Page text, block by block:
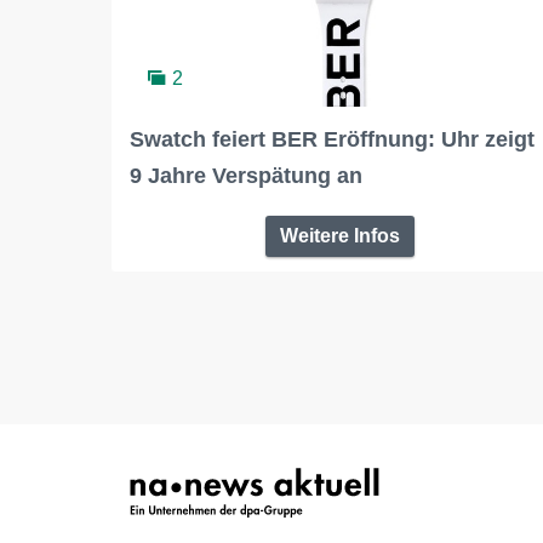
2
Swatch feiert BER Eröffnung: Uhr zeigt
9 Jahre Verspätung an
Weitere Infos